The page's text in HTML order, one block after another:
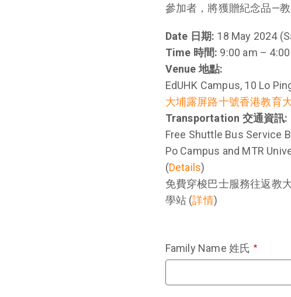
參加者，將獲贈紀念品—教
Date 日期: 18 May 2024
Time 時間: 9:00 am –
Venue 地點:
EdUHK Campus, 10 Lo
大埔露屏路十號香港教育
Transportation 交通資訊:
Free Shuttle Bus Service
Po Campus and MTR
(Details)
免費穿梭巴士服務往返教
學站 (詳情)
Family Name 姓氏